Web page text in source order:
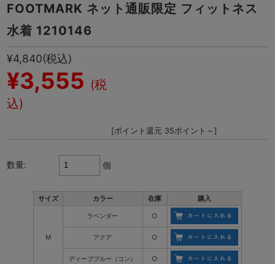
FOOTMARK ネット通販限定 フィットネス
水着 1210146
¥4,840(税込)
¥3,555 (税
込)
[ポイント還元 35ポイント～]
数量: 個
サイズ カラー 在庫 購入
M
ラベンダー ○
アクア ○
ディープブルー（コン） ○